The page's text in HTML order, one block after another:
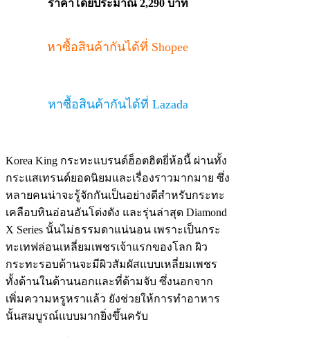
ราคาโดยประมาณ 2,290 บาท
หาซื้อสินค้ากันได้ที่ Shopee
หาซื้อสินค้ากันได้ที่ Lazada
Korea King กระทะแบรนด์ฮ็อตฮิตยี่ห้อนี้ ผ่านทั้ง
กระแสเทรนด์ยอดนิยมและเรื่องราวมากมาย ซึ่ง
หลายคนน่าจะรู้จักกันเป็นอย่างดีสำหรับกระทะ
เคลือบหินอ่อนอันโด่งดัง และรุ่นล่าสุด Diamond
X Series นั้นไม่ธรรมดาแน่นอน เพราะเป็นกระ
ทะเทฟล่อนเหลี่ยมเพชรเจ้าแรกของโลก ผิว
กระทะรอบด้านจะมีผิวสัมผัสแบบเหลี่ยมเพชร
ทั้งด้านในด้านนอกและที่ด้ามจับ ซึ่งนอกจาก
เพิ่มความหรูหราแล้ว ยังช่วยให้การทำอาหาร
นั้นสมบูรณ์แบบมากยิ่งขึ้นครับ